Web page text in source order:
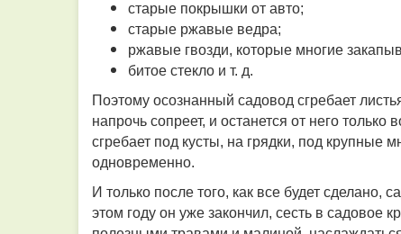
старые покрышки от авто;
старые ржавые ведра;
ржавые гвозди, которые многие
битое стекло и т. д.
Поэтому осознанный садовод сгребает
напрочь сопреет, и останется от него
сгребает под кусты, на грядки, под крупные
одновременно.
И только после того, как все будет сделано,
этом году он уже закончил, сесть в садовое